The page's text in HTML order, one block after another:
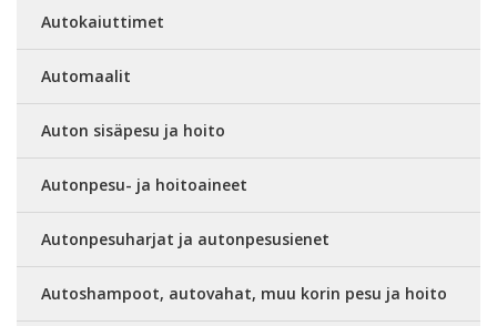
Autokaiuttimet
Automaalit
Auton sisäpesu ja hoito
Autonpesu- ja hoitoaineet
Autonpesuharjat ja autonpesusienet
Autoshampoot, autovahat, muu korin pesu ja hoito